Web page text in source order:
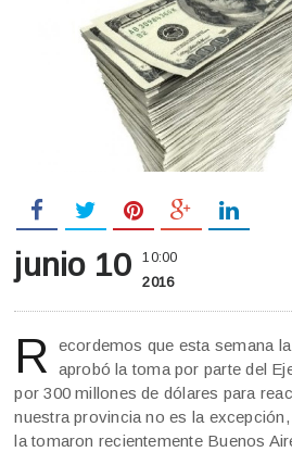
junio 10 10:00
2016
R
ecordemos que esta semana
aprobó la toma por parte del
por 300 millones de dólares para
nuestra provincia no es la
la tomaron recientemente Buenos